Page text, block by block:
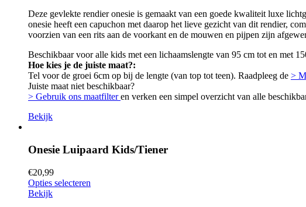
Deze gevlekte rendier onesie is gemaakt van een goede kwaliteit luxe
onesie heeft een capuchon met daarop het lieve gezicht van dit rendier,
voorzien van een rits aan de voorkant en de mouwen en pijpen zijn
Beschikbaar voor alle kids met een lichaamslengte van 95 cm tot en met
Hoe kies je de juiste maat?:
Tel voor de groei 6cm op bij de lengte (van top tot teen). Raadpleeg de >
Juiste maat niet beschikbaar?
> Gebruik ons maatfilteren verken een simpel overzicht van alle
Bekijk
Onesie Luipaard Kids/Tiener
€20,99
Opties selecteren
Bekijk